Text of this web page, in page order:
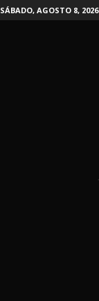
SÁBADO, AGOSTO 8, 2026